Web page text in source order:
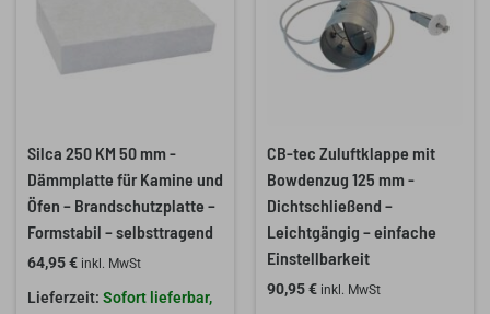
Silca 250 KM 50 mm -
Dämmplatte für Kamine und
Öfen – Brandschutzplatte –
Formstabil – selbsttragend
64,95€ inkl. MwSt
Sofort lieferbar,
CB-tec Zuluftklappe mit
Bowdenzug 125 mm -
Dichtschließend –
Leichtgängig – einfache
Einstellbarkeit
90,95€ inkl. MwSt